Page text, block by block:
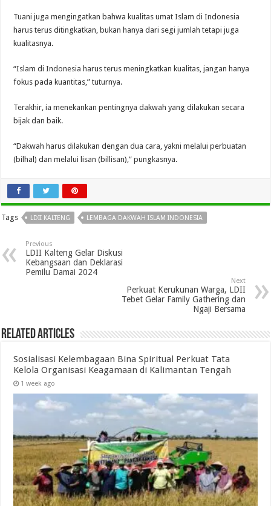
Tuani juga mengingatkan bahwa kualitas umat Islam di Indonesia
harus terus ditingkatkan, bukan hanya dari segi jumlah tetapi juga
kualitasnya.
“Islam di Indonesia harus terus meningkatkan kualitas, jangan hanya
fokus pada kuantitas,” tuturnya.
Terakhir, ia menekankan pentingnya dakwah yang dilakukan secara
bijak dan baik.
“Dakwah harus dilakukan dengan dua cara, yakni melalui perbuatan
(bilhal) dan melalui lisan (billisan),” pungkasnya.
Tags LDII KALTENG LEMBAGA DAKWAH ISLAM INDONESIA
Previous
LDII Kalteng Gelar Diskusi
Kebangsaan dan Deklarasi
Pemilu Damai 2024
Next
Perkuat Kerukunan Warga, LDII
Tebet Gelar Family Gathering dan
Ngaji Bersama
Related Articles
Sosialisasi Kelembagaan Bina Spiritual Perkuat Tata
Kelola Organisasi Keagamaan di Kalimantan Tengah
1 week ago